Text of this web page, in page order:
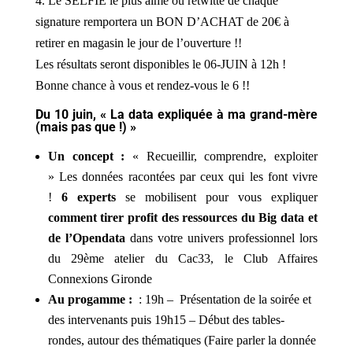
signature remportera un BON D’ACHAT de 20€ à
retirer en magasin le jour de l’ouverture !!
Les résultats seront disponibles le 06-JUIN à 12h !
Bonne chance à vous et rendez-vous le 6 !!
Du 10 juin, « La data expliquée à ma grand-mère
(mais pas que !) »
Un concept : « Recueillir, comprendre, exploiter
» Les données racontées par ceux qui les font vivre
! 6 expertsse mobilisent pour vous expliquer
comment tirer profit des ressources du Big data et
de l’Opendata dans votre univers professionnel lors
du
29ème atelier du Cac33, le Club Affaires
Connexions Gironde
Au progamme : : 19h – Présentation de la soirée et
des intervenants puis 19h15 – Début des tables-
rondes, autour des thématiques (Faire parler la donnée